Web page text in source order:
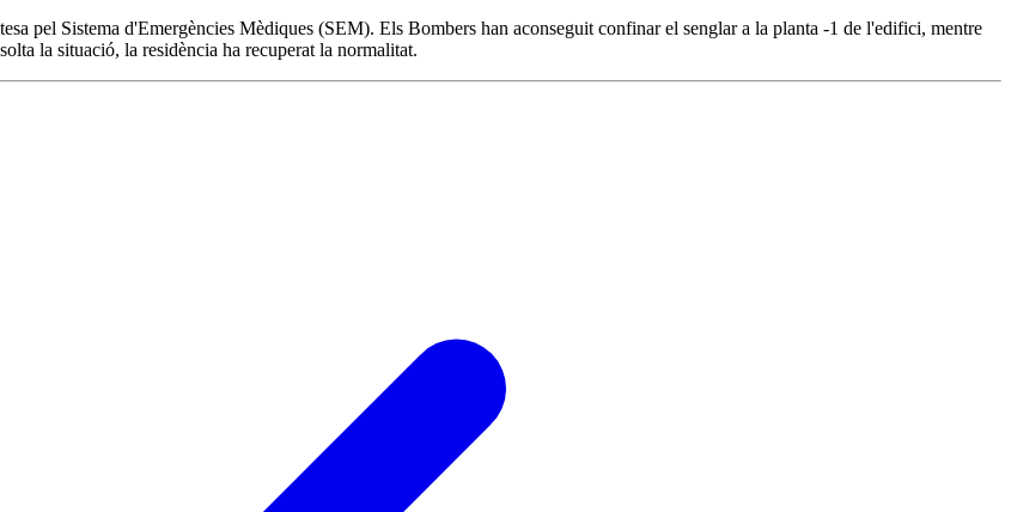
pel Sistema d'Emergències Mèdiques (SEM). Els Bombers han aconseguit confinar el senglar a la planta -1 de l'edifici, mentre
la situació, la residència ha recuperat la normalitat.